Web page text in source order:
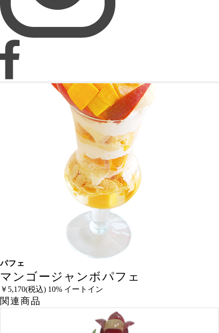
パフェ
マンゴージャンボパフェ
(税込) 10% イートイン
￥5,170
関連商品